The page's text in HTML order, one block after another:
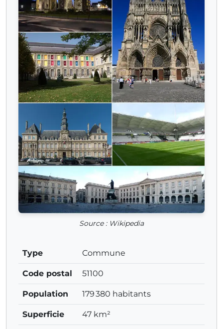
Source : Wikipedia
Type Commune
Code postal 51100
Population 179 380 habitants
Superficie 47 km²